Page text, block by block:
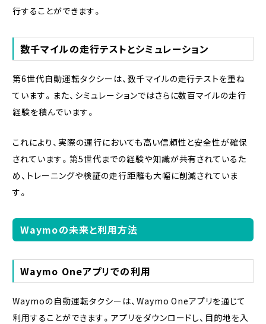
行することができます。
数千マイルの走行テストとシミュレーション
第6世代自動運転タクシーは、数千マイルの走行テストを重ね
ています。また、シミュレーションではさらに数百マイルの走行
経験を積んでいます。
これにより、実際の運行においても高い信頼性と安全性が確保
されています。第5世代までの経験や知識が共有されているた
め、トレーニングや検証の走行距離も大幅に削減されていま
す。
Waymoの未来と利用方法
Waymo Oneアプリでの利用
Waymoの自動運転タクシーは、Waymo Oneアプリを通じて
利用することができます。アプリをダウンロードし、目的地を入